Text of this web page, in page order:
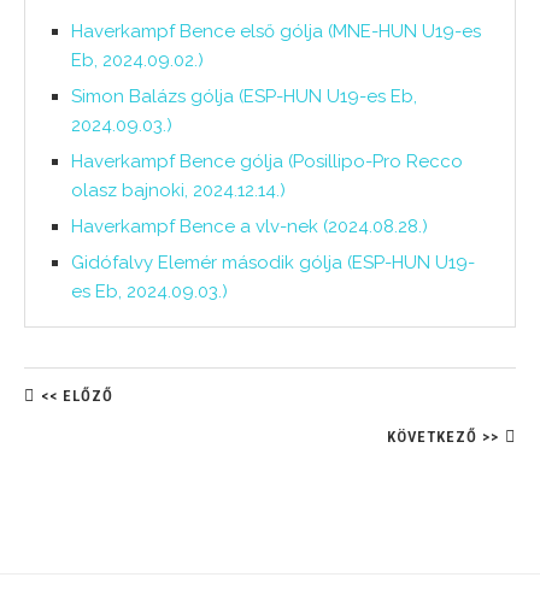
Haverkampf Bence első gólja (MNE-HUN U19-es
Eb, 2024.09.02.)
Simon Balázs gólja (ESP-HUN U19-es Eb,
2024.09.03.)
Haverkampf Bence gólja (Posillipo-Pro Recco
olasz bajnoki, 2024.12.14.)
Haverkampf Bence a vlv-nek (2024.08.28.)
Gidófalvy Elemér második gólja (ESP-HUN U19-
es Eb, 2024.09.03.)
<< ELŐZŐ
KÖVETKEZŐ >>